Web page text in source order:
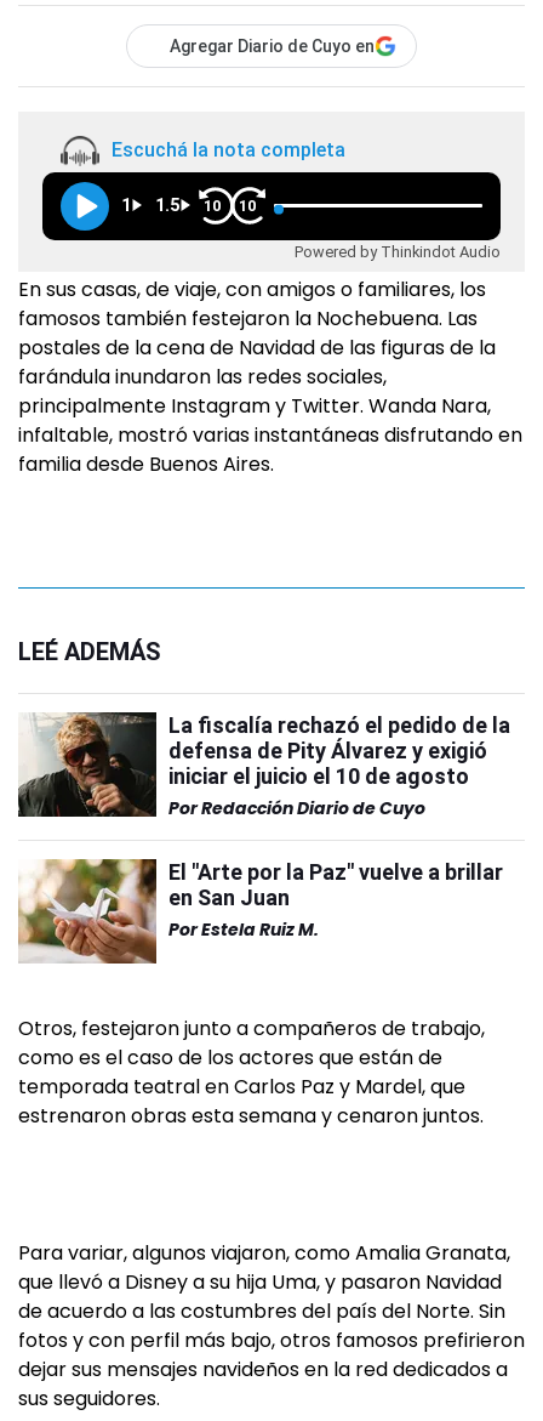
Agregar Diario de Cuyo en
Escuchá la nota completa
1 1.5 10 10
Powered by Thinkindot Audio
En sus casas, de viaje, con amigos o familiares, los
famosos también festejaron la Nochebuena. Las
postales de la cena de Navidad de las figuras de la
farándula inundaron las redes sociales,
principalmente Instagram y Twitter. Wanda Nara,
infaltable, mostró varias instantáneas disfrutando en
familia desde Buenos Aires.
LEÉ ADEMÁS
La fiscalía rechazó el pedido de la
defensa de Pity Álvarez y exigió
iniciar el juicio el 10 de agosto
PorRedacción Diario de Cuyo
El "Arte por la Paz" vuelve a brillar
en San Juan
PorEstela Ruiz M.
Otros, festejaron junto a compañeros de trabajo,
como es el caso de los actores que están de
temporada teatral en Carlos Paz y Mardel, que
estrenaron obras esta semana y cenaron juntos.
Para variar, algunos viajaron, como Amalia Granata,
que llevó a Disney a su hija Uma, y pasaron Navidad
de acuerdo a las costumbres del país del Norte. Sin
fotos y con perfil más bajo, otros famosos prefirieron
dejar sus mensajes navideños en la red dedicados a
sus seguidores.